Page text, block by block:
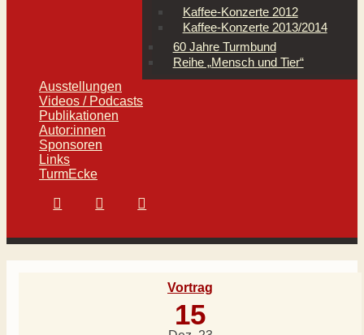
Kaffee-Konzerte 2012
Kaffee-Konzerte 2013/2014
60 Jahre Turmbund
Reihe „Mensch und Tier“
Ausstellungen
Videos / Podcasts
Publikationen
Autor:innen
Sponsoren
Links
TurmEcke
Vortrag
15